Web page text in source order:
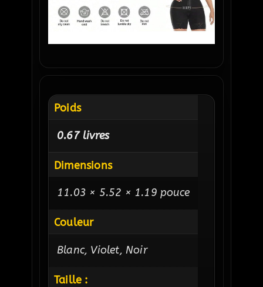
Poids
0.67 livres
Dimensions
11.03 × 5.52 × 1.19 pouce
Couleur
Blanc, Violet, Noir
Taille :